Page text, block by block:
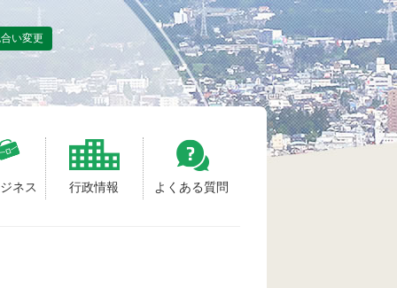
ネス 行政情報 よくある質問
い変更